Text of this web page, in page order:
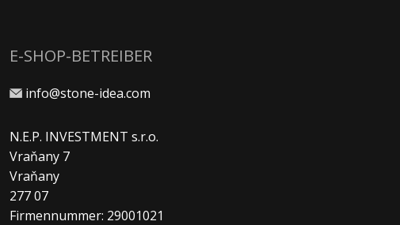
E-SHOP-BETREIBER
info@stone-idea.com
N.E.P. INVESTMENT s.r.o.
Vraňany 7
Vraňany
277 07
Firmennummer: 29001021